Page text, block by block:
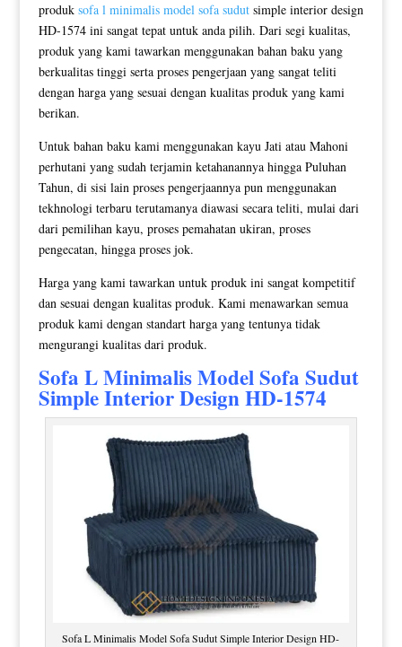
produk sofa l minimalis model sofa sudutsimple interior design
HD-1574 ini sangat tepat untuk anda pilih. Dari segi kualitas,
produk yang kami tawarkan menggunakan bahan baku yang
berkualitas tinggi serta proses pengerjaan yang sangat teliti
dengan harga yang sesuai dengan kualitas produk yang kami
berikan.
Untuk bahan baku kami menggunakan kayu Jati atau Mahoni
perhutani yang sudah terjamin ketahanannya hingga Puluhan
Tahun, di sisi lain proses pengerjaannya pun menggunakan
tekhnologi terbaru terutamanya diawasi secara teliti, mulai dari
dari pemilihan kayu, proses pemahatan ukiran, proses
pengecatan, hingga proses jok.
Harga yang kami tawarkan untuk produk ini sangat kompetitif
dan sesuai dengan kualitas produk. Kami menawarkan semua
produk kami dengan standart harga yang tentunya tidak
mengurangi kualitas dari produk.
Sofa L MinimalisModel Sofa Sudut
Simple Interior Design HD-1574
Sofa L Minimalis Model Sofa Sudut Simple Interior Design HD-